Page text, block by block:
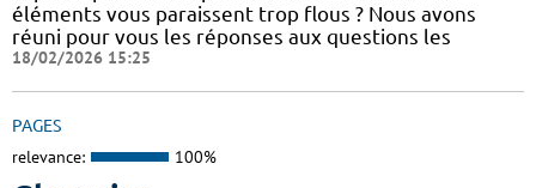
éléments vous paraissent trop flous ? Nous avons
réuni pour vous les réponses aux questions les
18/02/2026 15:25
PAGES
relevance: 100%